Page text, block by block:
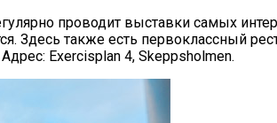
проводит выставки самых
Здесь также есть первоклассный
Exercisplan 4, Skeppsholmen.